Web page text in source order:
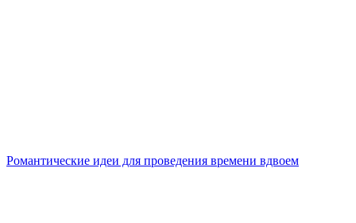
Романтические идеи для проведения времени вдвоем